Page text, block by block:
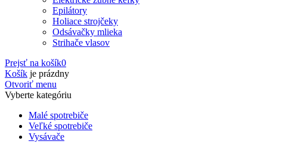
Epilátory
Holiace strojčeky
Odsávačky mlieka
Strihače vlasov
Prejsť na košík0
Košík je prázdny
Otvoriť menu
Vyberte kategóriu
Malé spotrebiče
Veľké spotrebiče
Vysávače